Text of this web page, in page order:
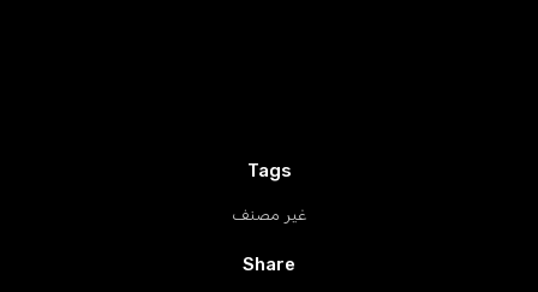
Share
Tags
غير مصنف